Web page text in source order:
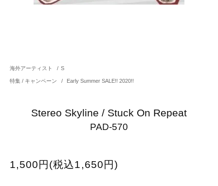
海外アーティスト / S
特集 / キャンペーン / Early Summer SALE!! 2020!!
Stereo Skyline / Stuck On Repeat
PAD-570
1,500円(税込1,650円)